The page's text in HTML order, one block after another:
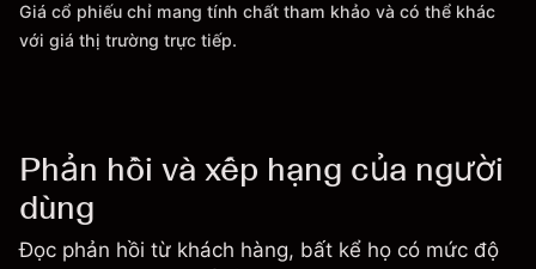
Giá cổ phiếu chỉ mang tính chất tham khảo và có thể khác
với giá thị trường trực tiếp.
Phản hồi và xếp hạng của người
dùng
Đọc phản hồi từ khách hàng, bất kể họ có mức độ